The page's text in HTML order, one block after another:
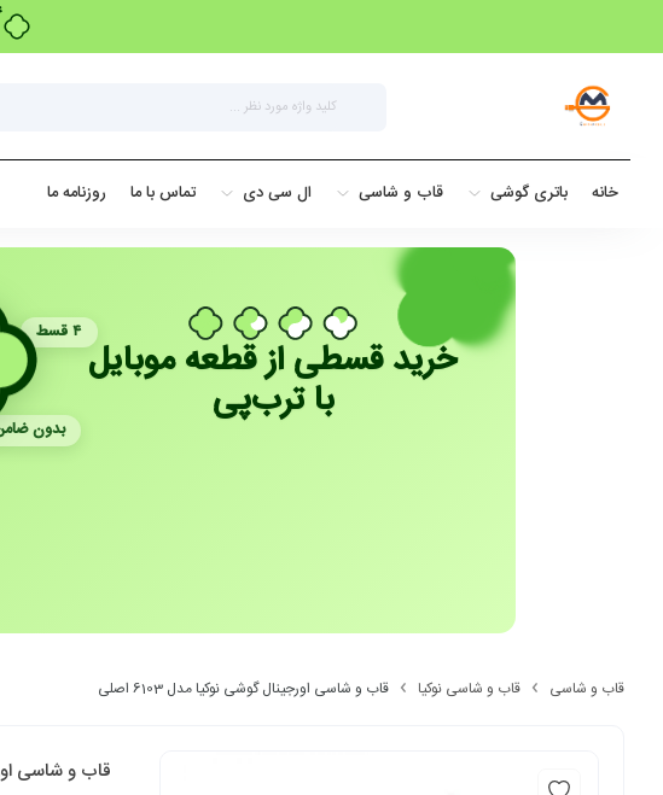
۴
خانه باتری گوشی قاب و شاسی ال سی دی تماس با ما روزنامه ما
خرید قسطی از قطعه موبایل
با ترب‌پی
۴ قسط
بدون
قاب و شاسی قاب و شاسی نوکیا قاب و شاسی اورجینال گوشی نوکیا مدل 6103 اصلی
قاب و شاسی